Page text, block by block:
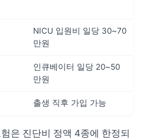
NICU 입원비 일당 30~70
만원
인큐베이터 일당 20~50
만원
출생 직후 가입 가능
은 진단비 정액 4종에 한정되